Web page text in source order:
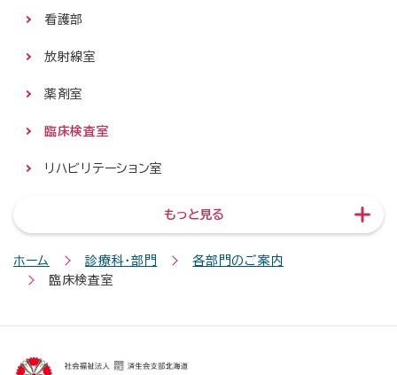
看護部
放射線室
薬剤室
臨床検査室
リハビリテーション室
もっと見る
ホーム 診療科・部門
各部門のご案内
臨床検査室